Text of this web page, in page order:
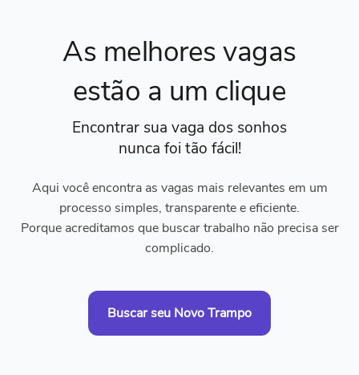
As melhores vagas
estão a um clique
Encontrar sua vaga dos sonhos
nunca foi tão fácil!
Aqui você encontra as vagas mais relevantes em um
processo simples, transparente e eficiente.
Porque acreditamos que buscar trabalho não precisa ser
complicado.
Buscar seu Novo Trampo